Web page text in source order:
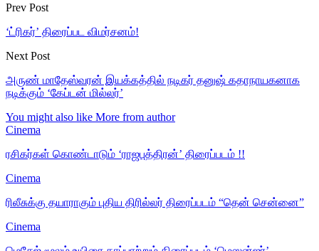
Prev Post
‘ட்ரிகர்’ திரைப்பட விமர்சனம்!
Next Post
அருண் மாதேஸ்வரன் இயக்கத்தில் நடிகர் தனுஷ் கதாநாயகனாக
நடிக்கும் ‘கேப்டன் மில்லர்’
You might also like More from author
Cinema
ரசிகர்கள் கொண்டாடும் ‘ராஜபுத்திரன்’ திரைப்படம் !!
Cinema
ரிலீசுக்கு தயாராகும் புதிய திரில்லர் திரைப்படம் “தென் சென்னை”
Cinema